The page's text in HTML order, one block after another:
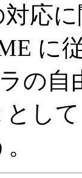
応
に
の
とし